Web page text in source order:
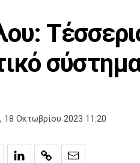
18 Οκτωβρίου 2023 11:20